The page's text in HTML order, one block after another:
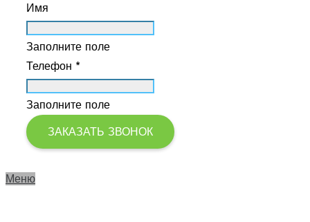
Имя
Заполните поле
Телефон *
Заполните поле
ЗАКАЗАТЬ ЗВОНОК
Меню